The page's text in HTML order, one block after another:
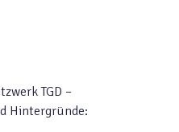
TGD –
Hintergründe: